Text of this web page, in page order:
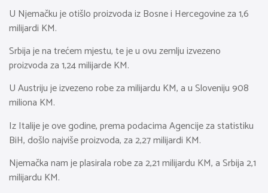
U Njemačku je otišlo proizvoda iz Bosne i Hercegovine za 1,6
milijardi KM.
Srbija je na trećem mjestu, te je u ovu zemlju izvezeno
proizvoda za 1,24 milijarde KM.
U Austriju je izvezeno robe za milijardu KM, a u Sloveniju 908
miliona KM.
Iz Italije je ove godine, prema podacima Agencije za statistiku
BiH, došlo najviše proizvoda, za 2,27 milijardi KM.
Njemačka nam je plasirala robe za 2,21 milijardu KM, a Srbija 2,1
milijardu KM.